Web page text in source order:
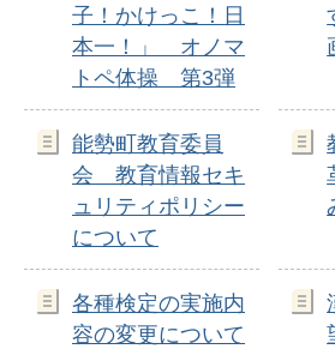
子！かけっこ！日
本一！」 オノマ
トペ体操 第3弾
能勢町教育委員
会 教育情報セキ
ュリティポリシー
について
各種検定の実施内
容の変更について